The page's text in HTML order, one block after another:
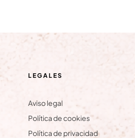
LEGALES
Aviso legal
Política de cookies
Política de privacidad